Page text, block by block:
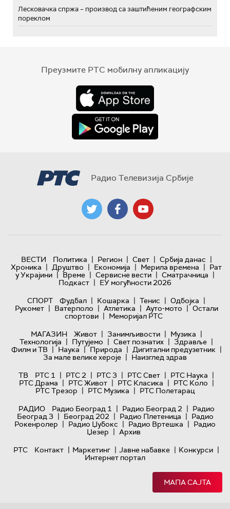
Лесковачка спржа – производ са заштићеним географским
пореклом
Преузмите РТС мобилну апликацију
Радио Телевизија Србије
ВЕСТИ Политика | Регион | Свет | Србија данас |
Хроника | Друштво | Економија | Мерила времена | Рат
у Украјини | Време | Сервисне вести | Сматрачница |
Подкаст | ЕУ могућности 2026
СПОРТ
Фудбал | Кошарка | Тенис | Одбојка |
Рукомет | Ватерполо | Атлетика | Ауто-мото | Остали
спортови | Меморијал РТС
МАГАЗИН
Живот | Занимљивости | Музика |
Технологијa | Путујемо | Свет познатих | Здравље |
Филм и ТВ | Наука | Природа | Дигитални предузетник |
За мале велике хероје | Наизглед здрав
ТВ
РТС 1 | РТС 2 | РТС 3 | РТС Свет | РТС Наука |
РТС Драма | РТС Живот | РТС Класика | РТС Коло |
РТС Трезор | РТС Музика | РТС Полетарац
РАДИО
Радио Београд 1 | Радио Београд 2 | Радио
Београд 3 | Београд 202 | Радио Плетеница | Радио
Рокенролер | Радио Џубокс | Радио Вртешка | Радио
Џезер | Архив
РТС
Контакт | Маркетинг | Јавне набавке | Конкурси |
Интернет портал
МАПА САЈТА